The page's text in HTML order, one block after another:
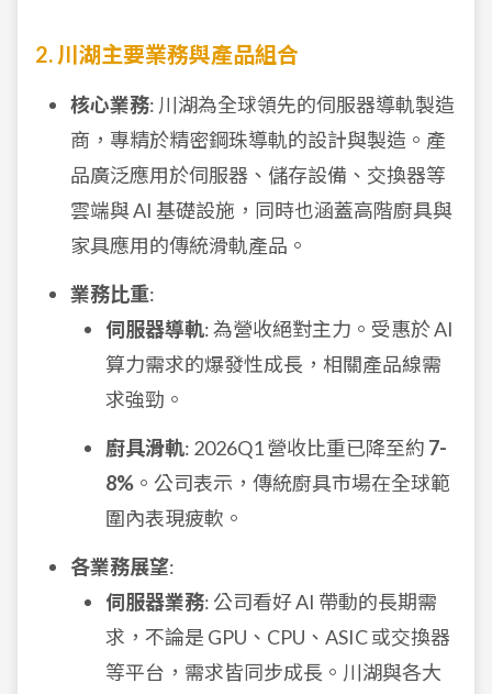
2. 川湖主要業務與產品組合
核心業務: 川湖為全球領先的伺服器導軌製造
商，專精於精密鋼珠導軌的設計與製造。產
品廣泛應用於伺服器、儲存設備、交換器等
雲端與 AI 基礎設施，同時也涵蓋高階廚具與
家具應用的傳統滑軌產品。
業務比重:
伺服器導軌: 為營收絕對主力。受惠於 AI
算力需求的爆發性成長，相關產品線需
求強勁。
廚具滑軌: 2026Q1 營收比重已降至約 7-
8% 。公司表示，傳統廚具市場在全球範
圍內表現疲軟。
各業務展望:
伺服器業務: 公司看好 AI 帶動的長期需
求，不論是 GPU、CPU、ASIC 或交換器
等平台，需求皆同步成長。川湖與各大